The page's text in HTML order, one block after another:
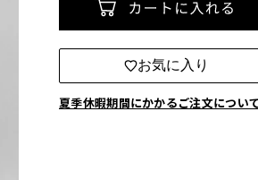
お気に入り
夏季休暇期間にかかるご注文につい